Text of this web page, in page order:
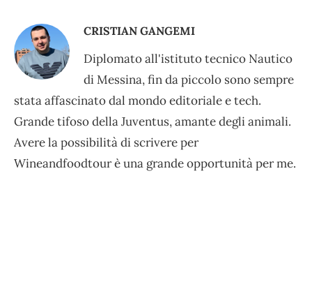
CRISTIAN GANGEMI
Diplomato all'istituto tecnico Nautico
di Messina, fin da piccolo sono sempre
stata affascinato dal mondo editoriale e tech.
Grande tifoso della Juventus, amante degli animali.
Avere la possibilità di scrivere per
Wineandfoodtour è una grande opportunità per me.